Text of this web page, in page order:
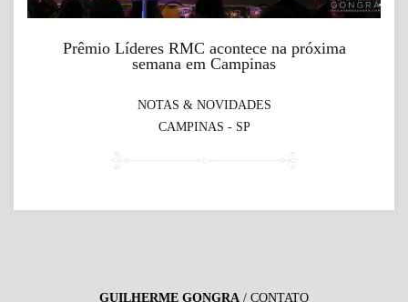
Prêmio Líderes RMC acontece na próxima
semana em Campinas
NOTAS & NOVIDADES
CAMPINAS - SP
GUILHERME GONGRA / CONTATO